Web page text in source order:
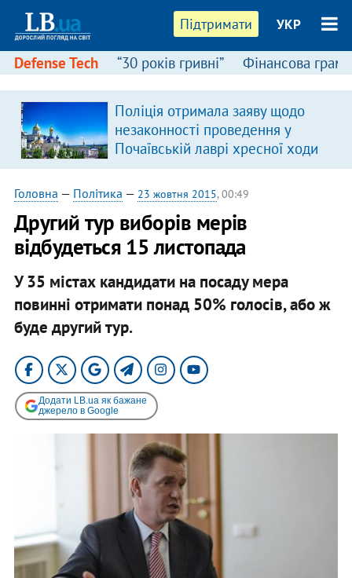
Підтримати УКР
Defense Tech “30 років гривні” Фінансова
Поліція отримала заяву щодо
незаконності проведення у
Почаївській лаврі хресної ходи
Головна — Політика — 23 жовтня 2015, 00:49
Другий тур виборів мерів
відбудеться 15 листопада
У 35 містах кандидати на посаду мера
повинні отримати понад 50% голосів, або ж
буде другий тур.
Додати LB.ua як бажане
джерело в Google